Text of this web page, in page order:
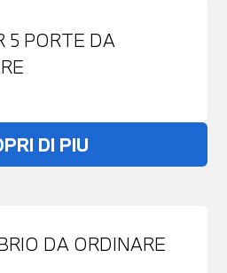
5 PORTE DA
DI PIU
DA ORDINARE